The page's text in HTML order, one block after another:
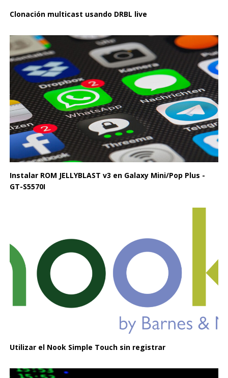
Clonación multicast usando DRBL live
Instalar ROM JELLYBLAST v3 en Galaxy Mini/Pop Plus -
GT-S5570I
Utilizar el Nook Simple Touch sin registrar